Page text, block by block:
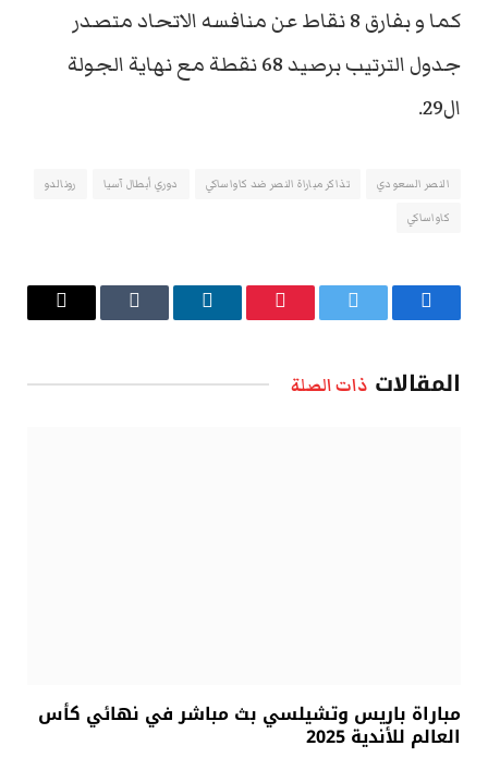
كما و بفارق 8 نقاط عن منافسه الاتحاد متصدر
جدول الترتيب برصيد 68 نقطة مع نهاية الجولة
ال29.
النصر السعودي تذاكر مباراة النصر ضد كاواساكي دوري أبطال آسيا
رونالدو
كاواساكي
فيسبوك تويتر بينتيريستلينكدإن Tumblr
البريد
المقالات ذات الصلة
مباراة باريس وتشيلسي بث مباشر في نهائي كأس
العالم للأندية 2025